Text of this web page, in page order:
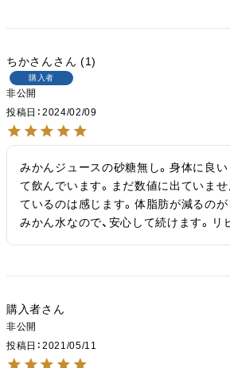
ちかさん 1
購入者
非公開
投稿日
2024/02/09
みかんジュースの砂糖無し。身体に良
て飲んでいます。まだ数値に出ていませ
ているのは感じます。体脂肪が減るのが
みかん水なので、安心して続けます。リ
購入者
非公開
投稿日
2021/05/11